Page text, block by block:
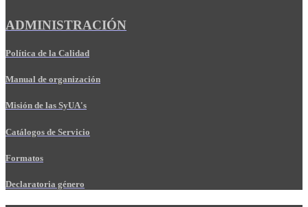
ADMINISTRACIÓN
Política de la Calidad
Manual de organización
Misión de las SyUA's
Catálogos de Servicio
Formatos
Declaratoria género